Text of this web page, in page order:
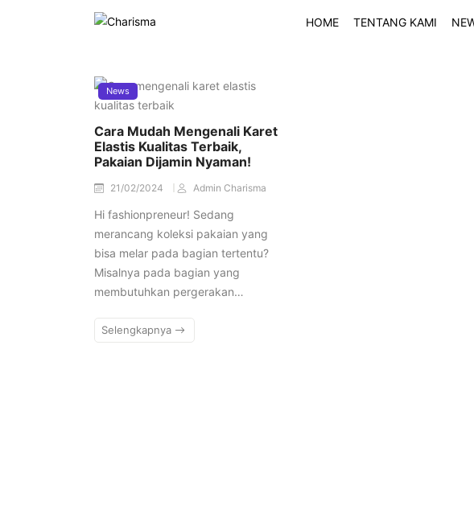
HOME TENTANG KAMI
News
Cara Mudah Mengenali Karet
Elastis Kualitas Terbaik,
Pakaian Dijamin Nyaman!
21/02/2024 Admin Charisma
Hi fashionpreneur! Sedang
merancang koleksi pakaian yang
bisa melar pada bagian tertentu?
Misalnya pada bagian yang
membutuhkan pergerakan…
Selengkapnya